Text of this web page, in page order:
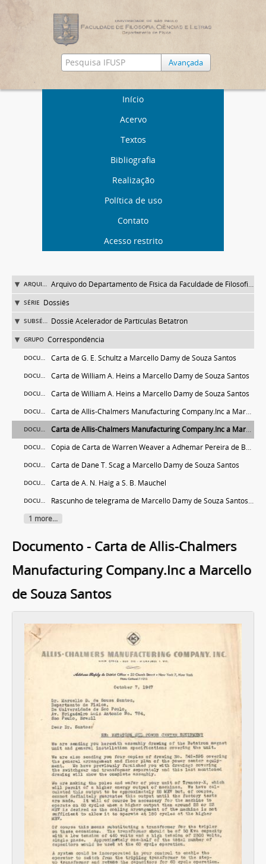
Avançada
Início
Acervo
Textos
Bibliografia
Realização
Política de uso
Contato
Acesso restrito
ARQUIVO Arquivo do Departamento de Física da Faculdade de Filosofia (FFLC)
SÉRIE Dossiês
SUBSÉRIE Dossiê Acelerador de Partículas Betatron
GRUPO Correspondência
DOCUMENTO Carta de G. E. Schultz a Marcello Damy de Souza Santos
DOCUMENTO Carta de William A. Heins a Marcello Damy de Souza Santos
DOCUMENTO Carta de William A. Heins a Marcello Damy de Souza Santos
DOCUMENTO Carta de Allis-Chalmers Manufacturing Company.Inc a Marcello de Souza Santos
DOCUMENTO Carta de Allis-Chalmers Manufacturing Company.Inc a Marcello de Souza Santos
DOCUMENTO Cópia de Carta de Warren Weaver a Adhemar Pereira de Barros a Gleb Wataghin e Marcello Damy de Souza Santos
DOCUMENTO Carta de Dane T. Scag a Marcello Damy de Souza Santos
DOCUMENTO Carta de A. N. Haig a S. B. Mauchel
DOCUMENTO
Rascunho de telegrama de Marcello Damy de Souza Santos a William A. Heins
1 more...
Documento - Carta de Allis-Chalmers
Manufacturing Company.Inc a Marcello
de Souza Santos